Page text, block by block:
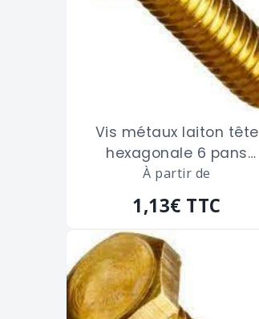
Vis métaux laiton tête
hexagonale 6 pans
filetage total de 3 x 30
m/m
À partir de
1,13€ TTC